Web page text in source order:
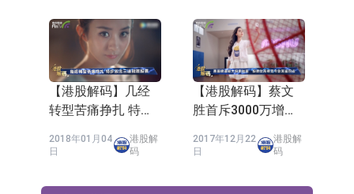
【港股解码】几经
转型苦痛挣扎 特步
2018年01月04
日
港股解
码
【港股解码】蔡文
胜首斥3000万增
(01357-HK)终成功
2017年12月22
日
港股解
码